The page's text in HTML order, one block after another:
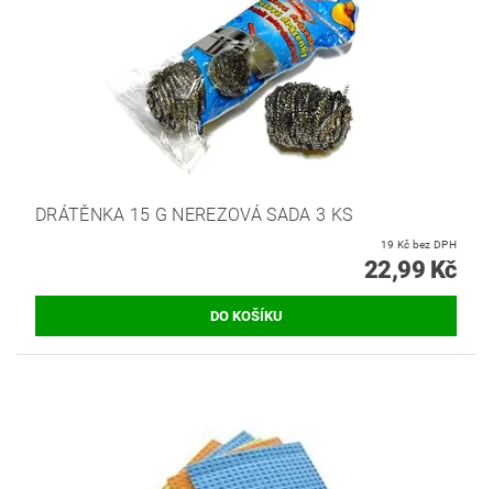
DRÁTĚNKA 15 G NEREZOVÁ SADA 3 KS
19 Kč bez DPH
22,99 Kč